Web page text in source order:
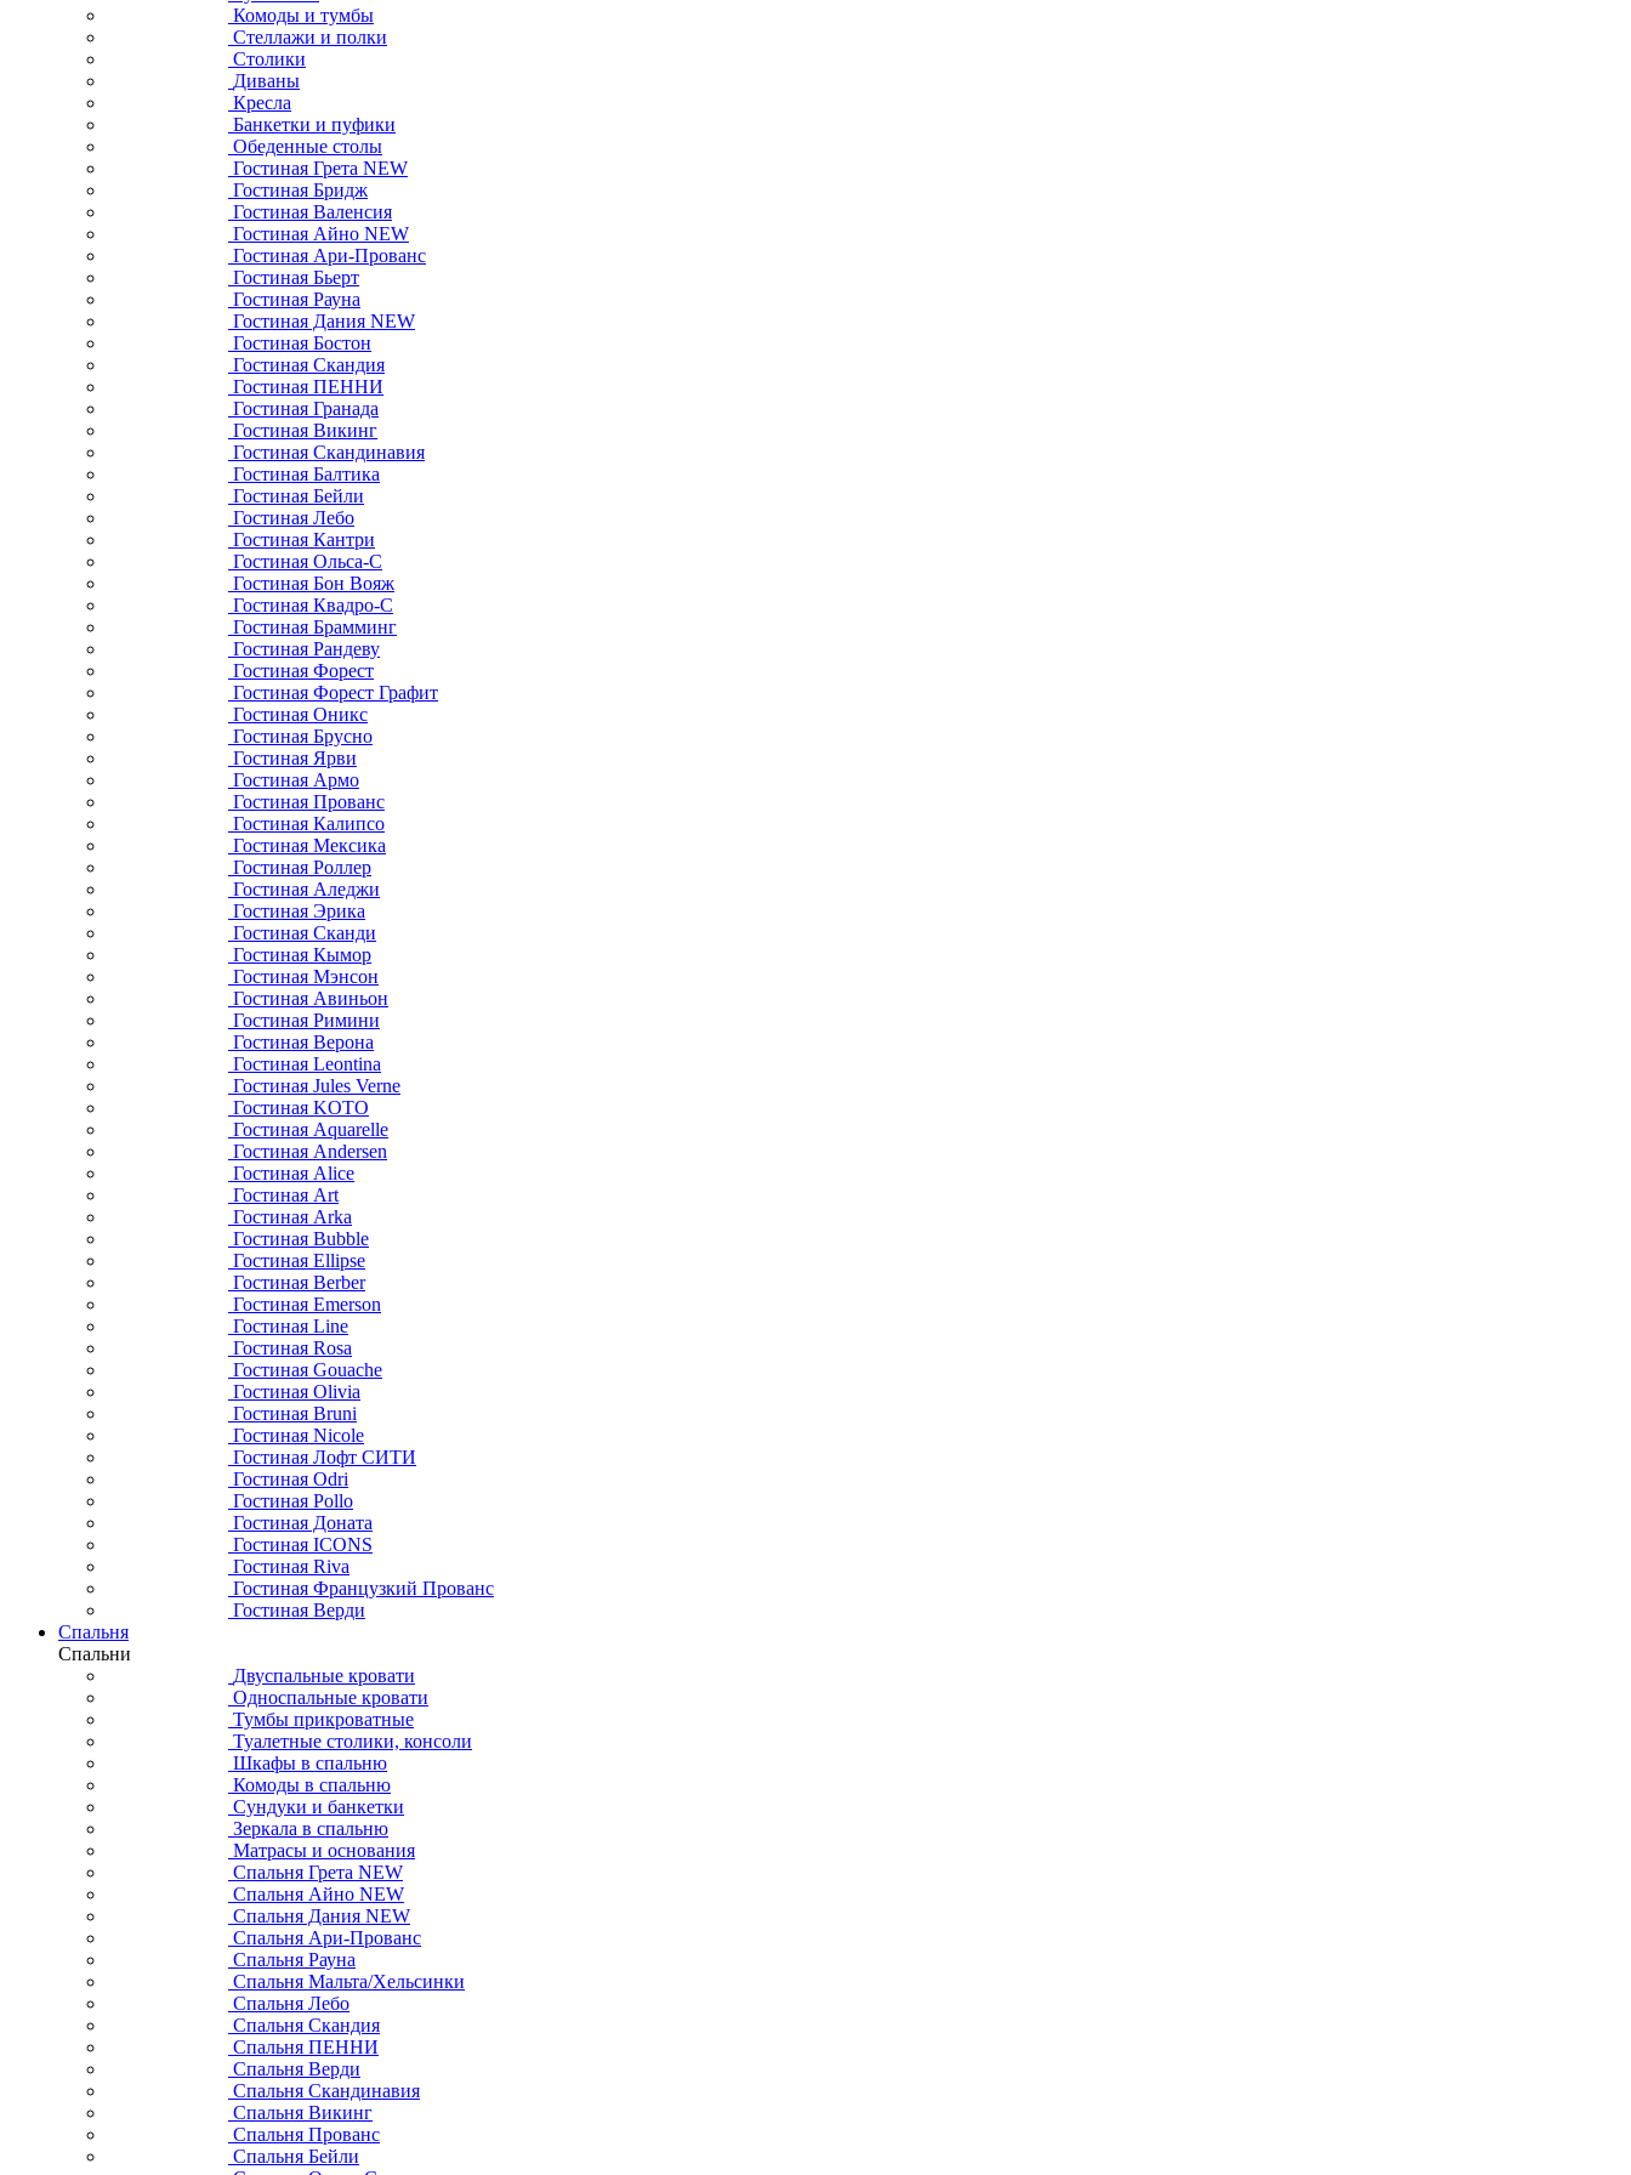
Комоды и тумбы
Стеллажи и полки
Столики
Диваны
Кресла
Банкетки и пуфики
Обеденные столы
Гостиная Грета NEW
Гостиная Бридж
Гостиная Валенсия
Гостиная Айно NEW
Гостиная Ари-Прованс
Гостиная Бьерт
Гостиная Рауна
Гостиная Дания NEW
Гостиная Бостон
Гостиная Скандия
Гостиная ПЕННИ
Гостиная Гранада
Гостиная Викинг
Гостиная Скандинавия
Гостиная Балтика
Гостиная Бейли
Гостиная Лебо
Гостиная Кантри
Гостиная Ольса-С
Гостиная Бон Вояж
Гостиная Квадро-С
Гостиная Брамминг
Гостиная Рандеву
Гостиная Форест
Гостиная Форест Графит
Гостиная Оникс
Гостиная Брусно
Гостиная Ярви
Гостиная Армо
Гостиная Прованс
Гостиная Калипсо
Гостиная Мексика
Гостиная Роллер
Гостиная Аледжи
Гостиная Эрика
Гостиная Сканди
Гостиная Кымор
Гостиная Мэнсон
Гостиная Авиньон
Гостиная Римини
Гостиная Верона
Гостиная Leontina
Гостиная Jules Verne
Гостиная KOTO
Гостиная Aquarelle
Гостиная Andersen
Гостиная Alice
Гостиная Art
Гостиная Arka
Гостиная Bubble
Гостиная Ellipse
Гостиная Berber
Гостиная Emerson
Гостиная Line
Гостиная Rosa
Гостиная Gouache
Гостиная Olivia
Гостиная Bruni
Гостиная Nicole
Гостиная Лофт СИТИ
Гостиная Odri
Гостиная Pollo
Гостиная Доната
Гостиная ICONS
Гостиная Riva
Гостиная Французкий Прованс
Гостиная Верди
Спальня
Спальни
Двуспальные кровати
Односпальные кровати
Тумбы прикроватные
Туалетные столики, консоли
Шкафы в спальню
Комоды в спальню
Сундуки и банкетки
Зеркала в спальню
Матрасы и основания
Спальня Грета NEW
Спальня Айно NEW
Спальня Дания NEW
Спальня Ари-Прованс
Спальня Рауна
Спальня Мальта/Хельсинки
Спальня Лебо
Спальня Скандия
Спальня ПЕННИ
Спальня Верди
Спальня Скандинавия
Спальня Викинг
Спальня Прованс
Спальня Бейли